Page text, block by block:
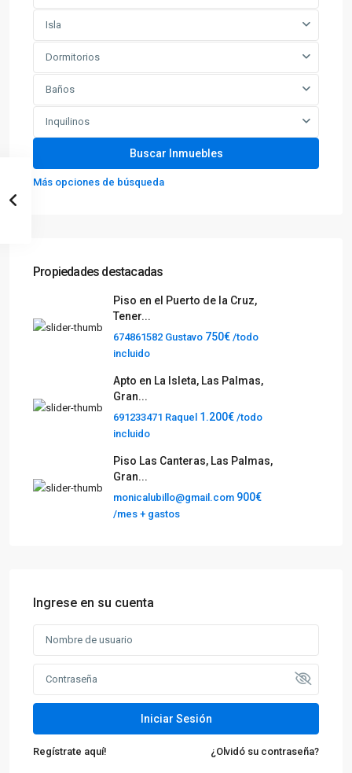
Isla
Dormitorios
Baños
Inquilinos
Más opciones de búsqueda
Propiedades destacadas
Piso en el Puerto de la Cruz,
Tener...
674861582 Gustavo 750€ /todo
incluido
Apto en La Isleta, Las Palmas,
Gran...
691233471 Raquel 1.200€ /todo
incluido
Piso Las Canteras, Las Palmas,
Gran...
monicalubillo@gmail.com 900€
/mes + gastos
Ingrese en su cuenta
Iniciar Sesión
Regístrate aquí! ¿Olvidó su contraseña?